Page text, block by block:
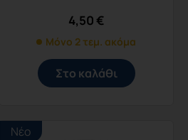
4,50€
Μόνο 2 τεμ. ακόμα
Στο καλάθι
Νέο